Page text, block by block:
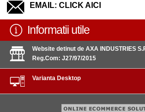
EMAIL: CLICK AICI
Informatii utile
Website detinut de AXA INDUSTRIES
Reg.Com: J27/97/2015
Varianta Desktop